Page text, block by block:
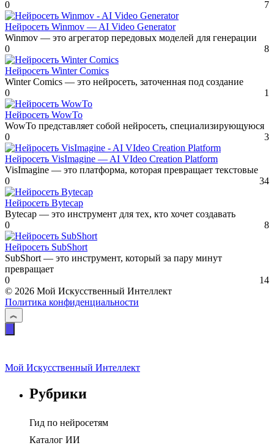
0
7
Нейросеть Winmov — AI Video Generator
Winmov — это агрегатор передовых моделей для генерации
0
8
Нейросеть Winter Comics
Winter Comics — это нейросеть, заточенная под создание
0
1
Нейросеть WowTo
WowTo представляет собой нейросеть, специализирующуюся
0
3
Нейросеть VisImagine — AI VIdeo Creation Platform
VisImagine — это платформа, которая превращает текстовые
0
34
Нейросеть Bytecap
Bytecap — это инструмент для тех, кто хочет создавать
0
8
Нейросеть SubShort
SubShort — это инструмент, который за пару минут
превращает
0
14
© 2026 Мой Искусственный Интеллект
Политика конфиденциальности
Мой Искусственный Интеллект
Рубрики
Гид по нейросетям
Каталог ИИ